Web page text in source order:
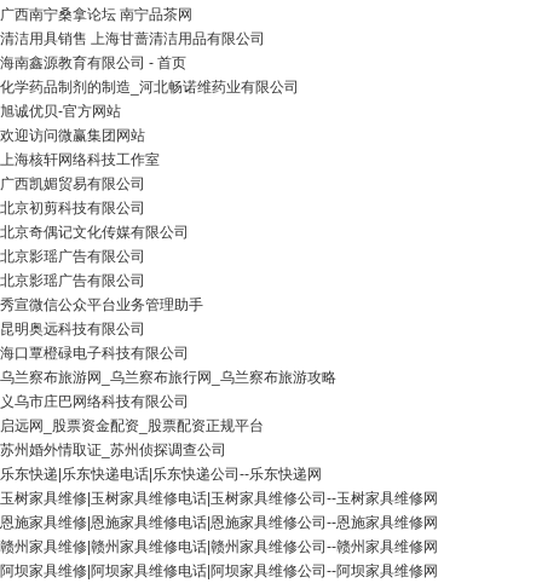
广西南宁桑拿论坛 南宁品茶网
清洁用具销售 上海甘蔷清洁用品有限公司
海南鑫源教育有限公司 - 首页
化学药品制剂的制造_河北畅诺维药业有限公司
旭诚优贝-官方网站
欢迎访问微赢集团网站
上海核轩网络科技工作室
广西凯媚贸易有限公司
北京初剪科技有限公司
北京奇偶记文化传媒有限公司
北京影瑶广告有限公司
北京影瑶广告有限公司
秀宣微信公众平台业务管理助手
昆明奥远科技有限公司
海口覃橙碌电子科技有限公司
乌兰察布旅游网_乌兰察布旅行网_乌兰察布旅游攻略
义乌市庄巴网络科技有限公司
启远网_股票资金配资_股票配资正规平台
苏州婚外情取证_苏州侦探调查公司
乐东快递|乐东快递电话|乐东快递公司--乐东快递网
玉树家具维修|玉树家具维修电话|玉树家具维修公司--玉树家具维修网
恩施家具维修|恩施家具维修电话|恩施家具维修公司--恩施家具维修网
赣州家具维修|赣州家具维修电话|赣州家具维修公司--赣州家具维修网
阿坝家具维修|阿坝家具维修电话|阿坝家具维修公司--阿坝家具维修网